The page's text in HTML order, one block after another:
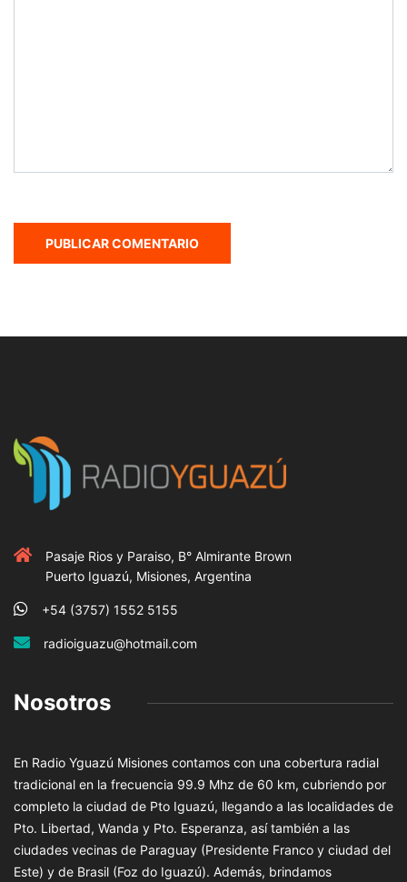
Pasaje Rios y Paraiso, B° Almirante Brown
Puerto Iguazú, Misiones, Argentina
+54 (3757) 1552 5155
radioiguazu@hotmail.com
Nosotros
En Radio Yguazú Misiones contamos con una cobertura radial
tradicional en la frecuencia 99.9 Mhz de 60 km, cubriendo por
completo la ciudad de Pto Iguazú, llegando a las localidades de
Pto. Libertad, Wanda y Pto. Esperanza, así también a las
ciudades vecinas de Paraguay (Presidente Franco y ciudad del
Este) y de Brasil (Foz do Iguazú). Además, brindamos